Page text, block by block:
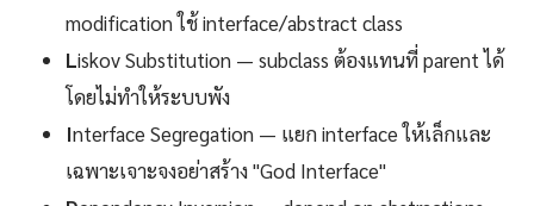
modification ใช้ interface/abstract class
Liskov Substitution — subclass ต้องแทนที่ parent ได้
โดยไม่ทำให้ระบบพัง
Interface Segregation — แยก interface ให้เล็กและ
เฉพาะเจาะจงอย่าสร้าง "God Interface"